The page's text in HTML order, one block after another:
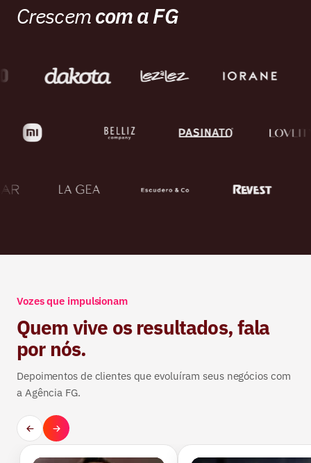
Crescemcom a FG
Vozes que impulsionam
Quem vive os resultados, fala
por nós.
Depoimentos de clientes que evoluíram seus negócios com
a Agência FG.